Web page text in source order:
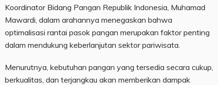
Koordinator Bidang Pangan Republik Indonesia, Muhamad
Mawardi, dalam arahannya menegaskan bahwa
optimalisasi rantai pasok pangan merupakan faktor penting
dalam mendukung keberlanjutan sektor pariwisata.
Menurutnya, kebutuhan pangan yang tersedia secara cukup,
berkualitas, dan terjangkau akan memberikan dampak